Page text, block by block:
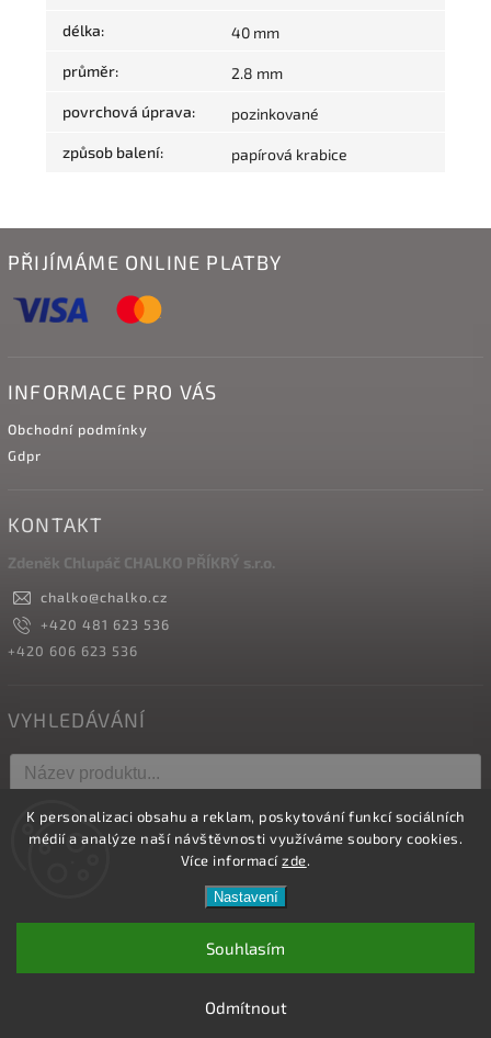
K personalizaci obsahu a reklam, poskytování funkcí sociálních
médií a analýze naší návštěvnosti využíváme soubory cookies.
Více informacízde.
Nastavení
Odmítnout
Souhlasím
délka: 40 mm
průměr: 2.8 mm
povrchová úprava: pozinkované
způsob balení: papírová krabice
PŘIJÍMÁME ONLINE PLATBY
INFORMACE PRO VÁS
Obchodní podmínky
Gdpr
KONTAKT
Zdeněk Chlupáč CHALKO PŘÍKRÝ s.r.o.
chalko@chalko.cz
+420 481 623 536
+420 606 623 536
VYHLEDÁVÁNÍ
Hledat
Vyrábíme hřebíky. Všechna práva vyhrazena.